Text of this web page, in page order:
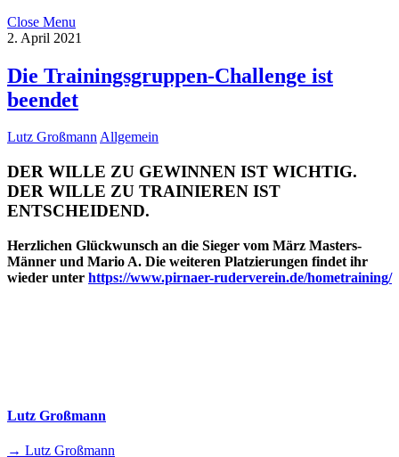
Close Menu
2. April 2021
Die Trainingsgruppen-Challenge ist
beendet
Lutz GroßmannAllgemein
DER WILLE ZU GEWINNEN IST WICHTIG.
DER WILLE ZU TRAINIEREN IST
ENTSCHEIDEND.
Herzlichen Glückwunsch an die Sieger vom März Masters-
Männer und Mario A. Die weiteren Platzierungen findet ihr
wieder unter https://www.pirnaer-ruderverein.de/hometraining/
Lutz Großmann
→ Lutz Großmann